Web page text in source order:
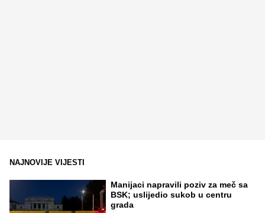
NAJNOVIJE VIJESTI
Manijaci napravili poziv za meč sa
BSK; uslijedio sukob u centru
grada